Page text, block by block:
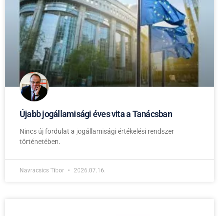
Újabb jogállamisági éves vita a Tanácsban
Nincs új fordulat a jogállamisági értékelési rendszer
történetében.
Navracsics Tibor 2026.07.16.